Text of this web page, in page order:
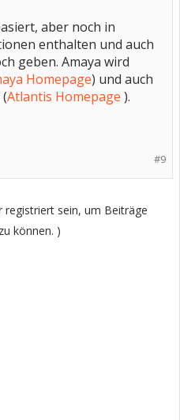
aber noch in
enthalten und auch
geben. Amaya wird
Homepage) und auch
Atlantis Homepage ).
#9
sein, um Beiträge
können. )